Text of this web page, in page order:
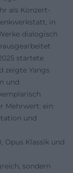
als Konzert-
in
dialogisch
startete
zeigte Yangs
und
Mehrwert: ein
und
Opus Klassik und
sondern